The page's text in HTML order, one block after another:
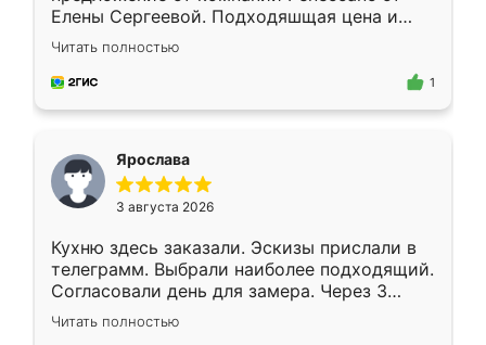
Елены Сергеевой. Подходяшщая цена и
короткие сроки изготовления. Приехавший
для замера сотрудник Владислав
предложил по моему эскизу самый
Читать полностью
1
Ярослава
3 августа 2026
Кухню здесь заказали. Эскизы прислали в
телеграмм. Выбрали наиболее подходящий.
Согласовали день для замера. Через 3
недели кухня была уже готова. Остались
довольны работой. Спасибо Ренессанс
Читать полностью